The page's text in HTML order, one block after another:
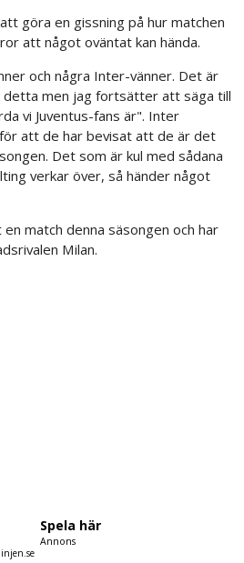
göra en gissning på hur matchen
att något oväntat kan hända.
och några Inter-vänner. Det är
detta men jag fortsätter att säga till
vi Juventus-fans är". Inter
att de har bevisat att de är det
Det som är kul med sådana
verkar över, så händer något
match denna säsongen och har
Milan.
Spela här
Annons